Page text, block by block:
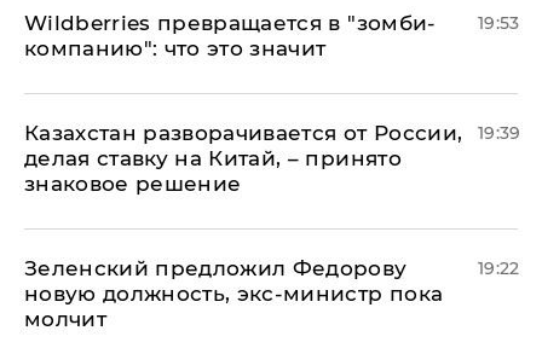
Wildberries превращается в "зомби-
компанию": что это значит
19:53
Казахстан разворачивается от России,
делая ставку на Китай, – принято
знаковое решение
19:39
Зеленский предложил Федорову
новую должность, экс-министр пока
молчит
19:22